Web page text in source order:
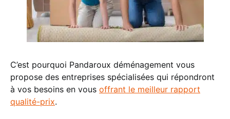
C’est pourquoi Pandaroux déménagement vous
propose des entreprises spécialisées qui répondront
à vos besoins en vous offrant le meilleur rapport
qualité-prix.